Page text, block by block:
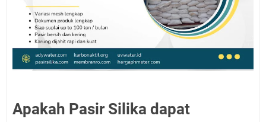
Apakah Pasir Silika dapat